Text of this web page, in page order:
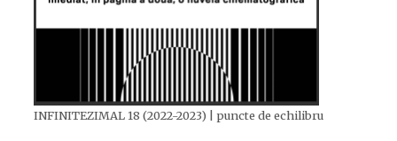
INFINITEZIMAL 18 (2022-2023) | puncte de echilibru